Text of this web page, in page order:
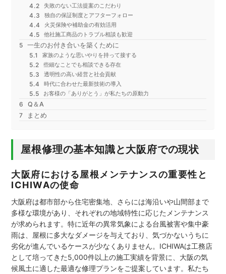
失敗のない工法提案のこだわり
独自の保証制度とアフターフォロー
火災保険や補助金の有効活用
他社施工商品のトラブル相談も歓迎
一生のお付き合いを築くために
家族のような思いやりを持って接する
些細なことでも相談できる存在
透明性の高い経営と社会貢献
時代に合わせた最新技術の導入
お客様の「ありがとう」が私たちの原動力
Q＆A
まとめ
屋根修理の基本知識と大阪府での現状
大阪府における屋根メンテナンスの重要性と
ICHIWAの使命
大阪府は都市部から住宅密集地、さらには海沿いや山間部まで
多様な環境があり、それぞれの地域特性に応じたメンテナンス
が求められます。特に近年の異常気象による台風被害や集中豪
雨は、屋根に多大なダメージを与えており、気づかないうちに
劣化が進んでいるケースが少なくありません。ICHIWAは工務店
として培ってきた5,000件以上の施工実績を背景に、大阪の気
候風土に適した最適な修理プランをご提案しています。私たち